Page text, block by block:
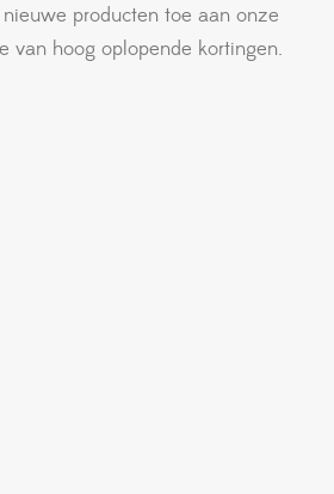
producten toe aan onze
van hoog oplopende kortingen.